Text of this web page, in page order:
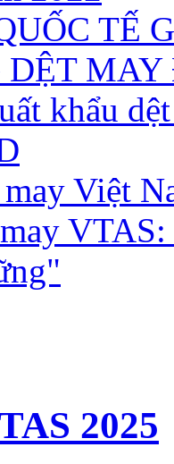
TẾ
DỆT
khẩu
Việt
2025